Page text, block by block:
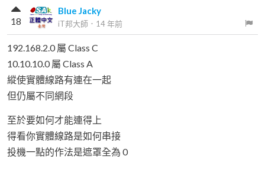
Blue Jacky
iT邦大師 ． 14 年前
18
192.168.2.0 屬 Class C
10.10.10.0 屬 Class A
縱使實體線路有連在一起
但仍屬不同網段
至於要如何才能連得上
得看你實體線路是如何串接
投機一點的作法是遮罩全為 0